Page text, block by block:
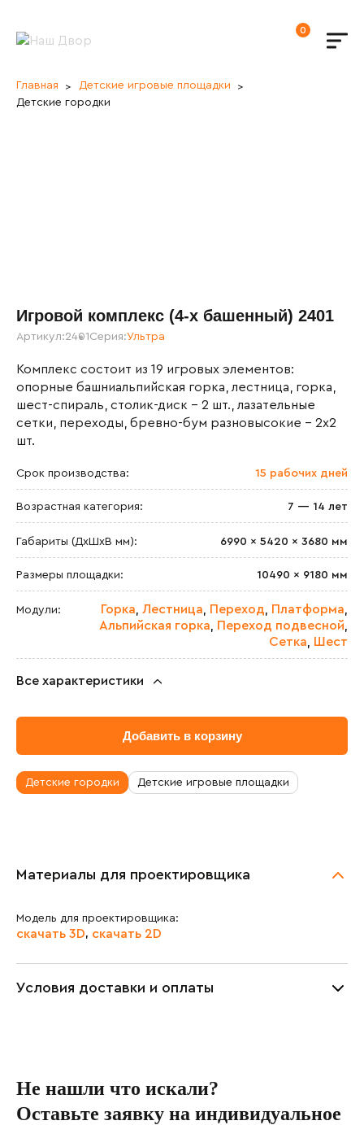
0
Главная
Детские игровые площадки
Детские городки
Игровой комплекс (4-х башенный) 2401
Артикул:2401 Серия:Ультра
Комплекс состоит из 19 игровых элементов:
опорные башниальпийская горка, лестница, горка,
шест-спираль, столик-диск - 2 шт., лазательные
сетки, переходы, бревно-бум разновысокие - 2х2
шт.
Срок производства: 15 рабочих дней
Возрастная категория: 7 — 14 лет
Габариты (ДхШxВ мм): 6990 × 5420 × 3680 мм
Размеры площадки: 10490 × 9180 мм
Модули: Горка, Лестница, Переход, Платформа,
Альпийская горка, Переход подвесной,
Сетка, Шест
Все характеристики
Транспортировочный объём:
Добавить в корзину
Детские городки Детские игровые площадки
Материалы для проектировщика
Модель для проектировщика:
скачать 3D, скачать 2D
Условия доставки и оплаты
Не нашли что искали?
Оставьте заявку на индивидуальное